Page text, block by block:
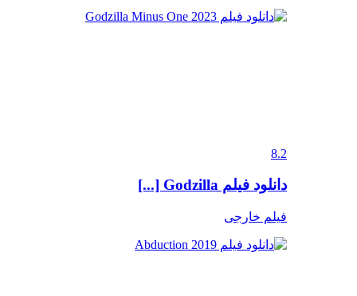
8.2
دانلود فیلم Godzilla [...]
فیلم خارجی